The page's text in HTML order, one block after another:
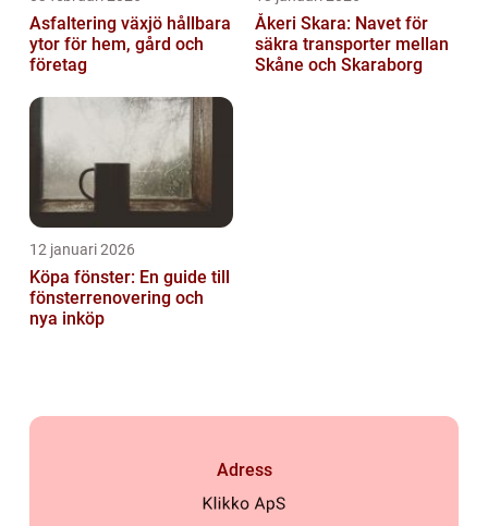
Asfaltering växjö hållbara
ytor för hem, gård och
företag
Åkeri Skara: Navet för
säkra transporter mellan
Skåne och Skaraborg
12 januari 2026
Köpa fönster: En guide till
fönsterrenovering och
nya inköp
Adress